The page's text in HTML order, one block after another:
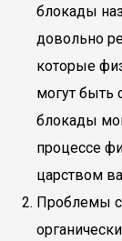
блокады
довольно
которые
могут быть
блокады
процессе
царством
Проблемы